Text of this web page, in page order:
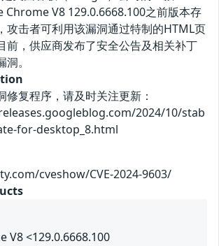
Chrome V8 129.0.6668.100之前版本存
攻击者可利用该漏洞通过特制的HTML页
前，供应商发布了安全公告及相关补丁
。
修复程序，请及时关注更新：
2024/10/stab
for-desktop_8.html
cveshow/CVE-2024-9603/
V8 <129.0.6668.100